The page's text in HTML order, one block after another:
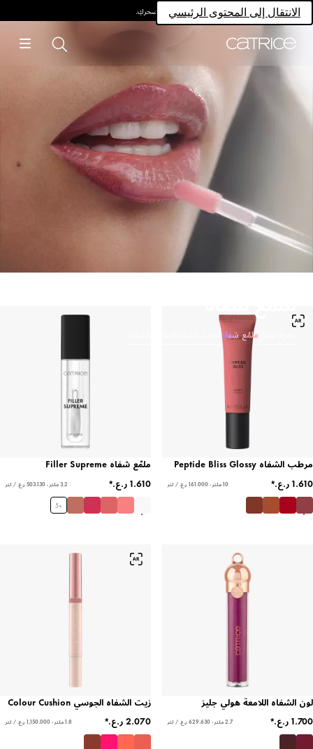
الانتقال إلى المحتوى الرئيسيامتلكي سحركِ.
ملمّع شفاهمُحدد الشفاه
مرطب الشفاه Peptide Bliss Glossy
10 ملتر - ‏161.000 ر.ع.‏ / لتر
ملمّع شفاه Filler Supreme
3.2 ملتر - ‏503.130 ر.ع.‏ / لتر
+
5
لون الشفاه اللامعة هولي جليز
2.7 ملتر - ‏629.630 ر.ع.‏ / لتر
زيت الشفاه الجوسي Colour Cushion
1.8 ملتر - ‏1,150.000 ر.ع.‏ / لتر